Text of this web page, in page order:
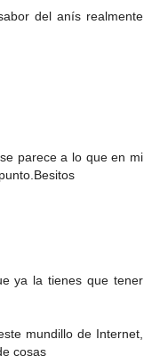
del anís realmente
parece a lo que en mi
ya la tienes que tener
mundillo de Internet,
cosas